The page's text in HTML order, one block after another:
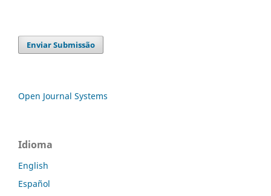
Enviar Submissão
Open Journal Systems
Idioma
English
Español